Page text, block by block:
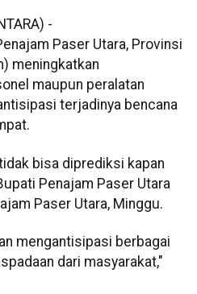
-
Paser Utara, Provinsi
meningkatkan
maupun peralatan
terjadinya bencana
bisa diprediksi kapan
Penajam Paser Utara
Paser Utara, Minggu.
mengantisipasi berbagai
dari masyarakat,"